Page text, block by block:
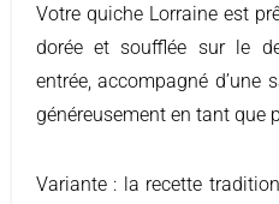
Votre quiche Lorraine est prête dès lors qu’elle est bien
dorée et soufflée sur le
entrée, accompagné d’une
généreusement en tant que
Variante : la recette